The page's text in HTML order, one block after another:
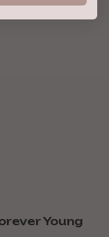
Daphne Mini